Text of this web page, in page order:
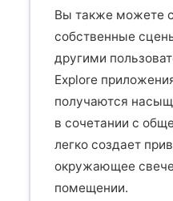
Вы также можете
собственные
другими
Explore
получаются
в сочетании с
легко создает
окружающее
помещении.